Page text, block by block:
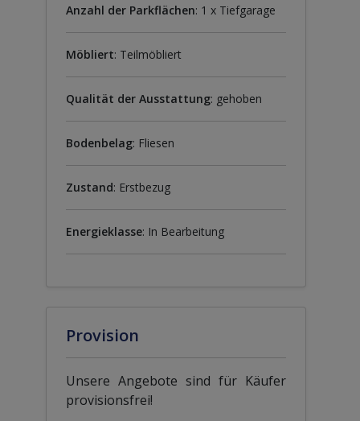
Anzahl der Parkflächen: 1 x Tiefgarage
Möbliert: Teilmöbliert
Qualität der Ausstattung: gehoben
Bodenbelag: Fliesen
Zustand: Erstbezug
Energieklasse: In Bearbeitung
Provision
Unsere Angebote sind für Käufer
provisionsfrei!